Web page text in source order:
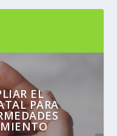
EL
PARA